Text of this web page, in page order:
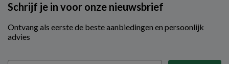
Schrijf je in voor onze nieuwsbrief
Ontvang als eerste de beste aanbiedingen en persoonlijk
advies